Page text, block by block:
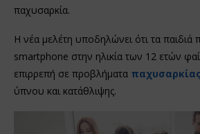
παχυσαρκία.
Η νέα μελέτη υποδηλώνει ότι τα παιδιά
smartphone στην ηλικία των 12 ετών
επιρρεπή σε προβλήματα παχυσαρκίας
ύπνου και κατάθλιψης.